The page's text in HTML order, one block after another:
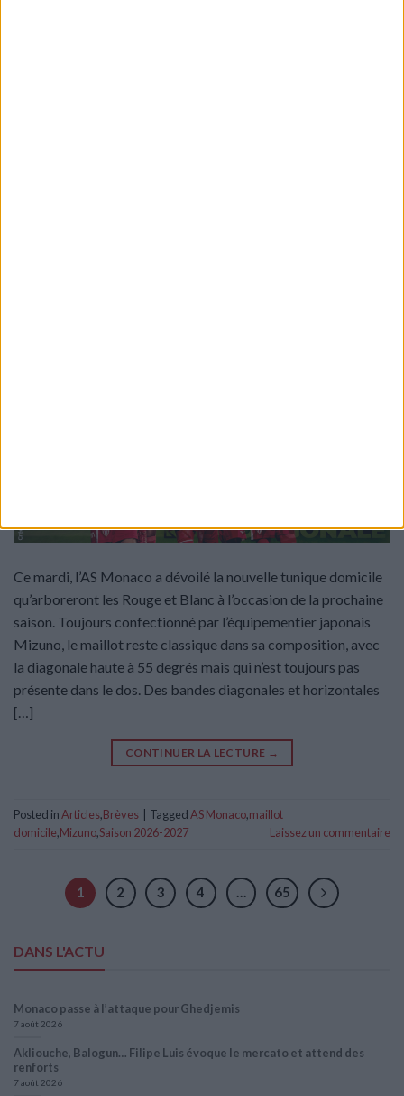
Ce mardi, l’AS Monaco a dévoilé la nouvelle tunique domicile
qu’arboreront les Rouge et Blanc à l’occasion de la prochaine
saison. Toujours confectionné par l’équipementier japonais
Mizuno, le maillot reste classique dans sa composition, avec
la diagonale haute à 55 degrés mais qui n’est toujours pas
présente dans le dos. Des bandes diagonales et horizontales
[…]
CONTINUER LA LECTURE →
Posted inArticles,Brèves TaggedAS Monaco,maillot
domicile,Mizuno,Saison 2026-2027 Laissez un commentaire
1 2 3 4 … 65
DANS L'ACTU
Monaco passe à l’attaque pour Ghedjemis
7 août 2026
Akliouche, Balogun… Filipe Luis évoque le mercato et attend des
renforts
7 août 2026